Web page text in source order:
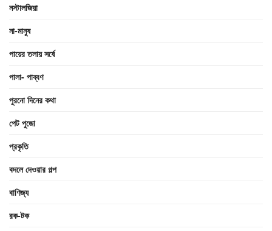
নস্টালজিয়া
না-মানুষ
পায়ের তলায় সর্ষে
পালা- পাব্বণ
পুরনো দিনের কথা
পেট পুজো
প্রকৃতি
বদলে দেওয়ার গল্প
বাণিজ্য
রক-টক